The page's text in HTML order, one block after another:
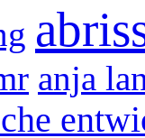
anja